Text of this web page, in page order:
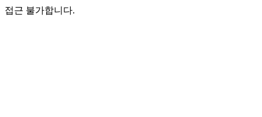
접근 불가합니다.